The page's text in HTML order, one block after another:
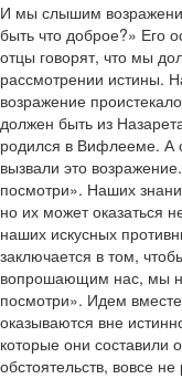
И мы слышим
быть что доброе?» Его
отцы говорят, что мы
рассмотрении истины.
возражение
должен быть из
родился в Вифлееме. А
вызвали это
посмотри». Наших
но их может оказаться
наших искусных
заключается в том,
вопрошающим нас, мы
посмотри». Идем
оказываются вне
которые они составили
обстоятельств, вовсе